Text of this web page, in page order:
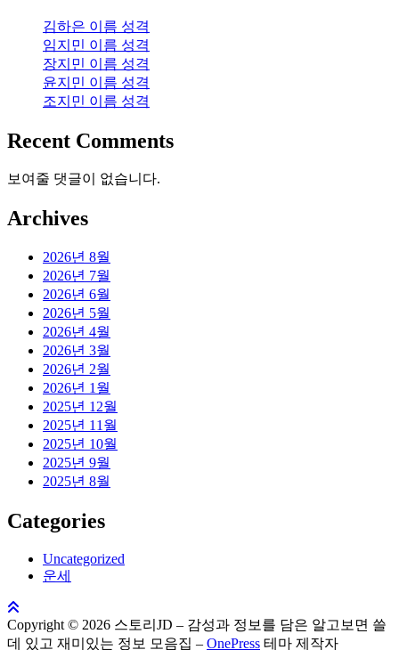
김하은 이름 성격
임지민 이름 성격
장지민 이름 성격
윤지민 이름 성격
조지민 이름 성격
Recent Comments
보여줄 댓글이 없습니다.
Archives
2026년 8월
2026년 7월
2026년 6월
2026년 5월
2026년 4월
2026년 3월
2026년 2월
2026년 1월
2025년 12월
2025년 11월
2025년 10월
2025년 9월
2025년 8월
Categories
Uncategorized
운세
Copyright © 2026 스토리JD – 감성과 정보를 담은 알고보면 쓸
데 있고 재미있는 정보 모음집 – OnePress 테마 제작자